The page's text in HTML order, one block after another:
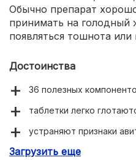
Обычно препарат
принимать на голодный
появляться тошнота или
Достоинства
36 полезных
таблетки легко
устраняют признаки
укрепляют иммунитет;
Загрузить еще